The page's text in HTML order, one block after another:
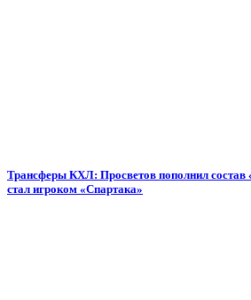
Трансферы КХЛ: Просветов пополнил состав
стал игроком «Спартака»